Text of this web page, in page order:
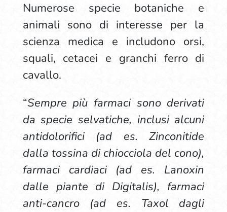
Numerose specie botaniche e
animali sono di interesse per la
scienza medica e includono orsi,
squali, cetacei e granchi ferro di
cavallo.
“Sempre più farmaci sono derivati
da specie selvatiche, inclusi alcuni
antidolorifici (ad es. Zinconitide
dalla tossina di chiocciola del cono),
farmaci cardiaci (ad es. Lanoxin
dalle piante di Digitalis), farmaci
anti-cancro (ad es. Taxol dagli